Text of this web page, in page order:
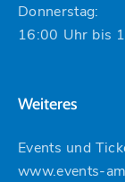
Donnerstag:
16:00 Uhr bis
Weiteres
Events und
www.events-